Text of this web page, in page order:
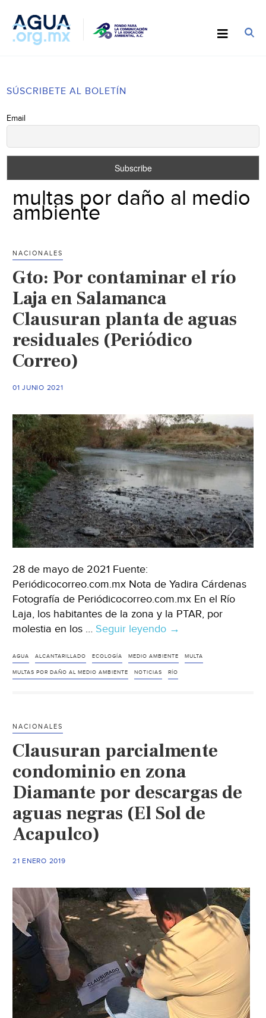
SÚSCRIBETE AL BOLETÍN
Email
multas por daño al medio
ambiente
NACIONALES
Gto: Por contaminar el río
Laja en Salamanca
Clausuran planta de aguas
residuales (Periódico
Correo)
01 JUNIO 2021
28 de mayo de 2021 Fuente:
Periódicocorreo.com.mx Nota de Yadira Cárdenas
Fotografía de Periódicocorreo.com.mx En el Río
Laja, los habitantes de la zona y la PTAR, por
molestia en los … Seguir leyendo Gto:
contaminar
el
Clausuran
de
aguas
residuales
(Periódico
→
AGUA ALCANTARILLADO ECOLOGÍA MEDIO AMBIENTE MULTA
MULTAS POR DAÑO AL MEDIO AMBIENTE NOTICIAS RÍO
NACIONALES
Clausuran parcialmente
condominio en zona
Diamante por descargas de
aguas negras (El Sol de
Acapulco)
21 ENERO 2019